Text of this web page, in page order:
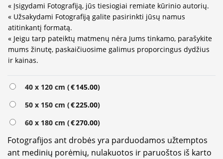
« Įsigydami Fotografiją, jūs tiesiogiai remiate kūrinio autorių.
« Užsakydami Fotografiją galite pasirinkti jūsų namus
atitinkantį formatą.
« Jeigu tarp pateiktų matmenų nėra Jums tinkamo, parašykite
mums žinutę, paskaičiuosime galimus proporcingus dydžius
ir kainas.
40 x 120 cm (€145.00)
50 x 150 cm (€225.00)
60 x 180 cm (€270.00)
Fotografijos ant drobės yra parduodamos užtemptos
ant medinių porėmių, nulakuotos ir paruoštos iš karto
Alternative: